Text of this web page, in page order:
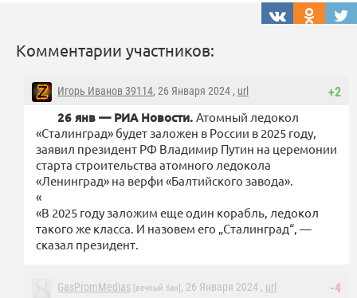
Комментарии участников:
+2
Игорь Иванов 39114, 26 Января 2024 , url
26 янв — РИА Новости. Атомный ледокол
«Сталинград» будет заложен в России в 2025 году,
заявил президент РФ Владимир Путин на церемонии
старта строительства атомного ледокола
«Ленинград» на верфи «Балтийского завода».
«
«В 2025 году заложим еще один корабль, ледокол
такого же класса. И назовем его „Сталинград“, —
сказал президент.
-4
GasPromMedias [вечный бан] , 26 Января 2024 , url